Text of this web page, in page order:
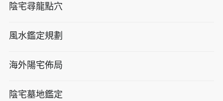
陰宅尋龍點穴
風水鑑定規劃
海外陽宅佈局
陰宅墓地鑑定